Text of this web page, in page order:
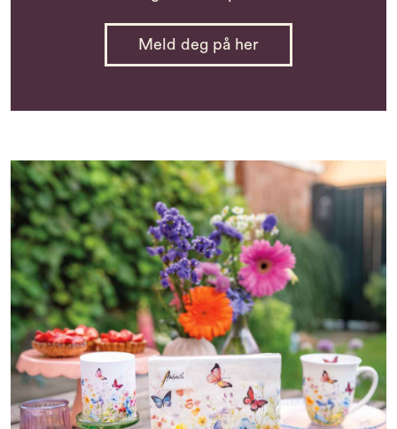
Meld deg på her